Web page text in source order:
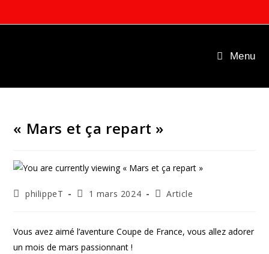
to
Menu
« Mars et ça repart »
Auteur/autrice
publication :
philippeT
Publication
1 mars 2024
PostArticle
Vous avez aimé l’aventure Coupe de France, vous allez adorer
un mois de mars passionnant !